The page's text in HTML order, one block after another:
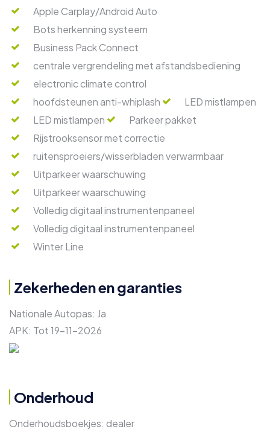
Apple Carplay/Android Auto
Bots herkenning systeem
Business Pack Connect
centrale vergrendeling met afstandsbediening
electronic climate control
hoofdsteunen anti-whiplash
LED mistlampen
LED mistlampen
Parkeer pakket
Rijstrooksensor met correctie
ruitensproeiers/wisserbladen verwarmbaar
Uitparkeer waarschuwing
Uitparkeer waarschuwing
Volledig digitaal instrumentenpaneel
Volledig digitaal instrumentenpaneel
Winter Line
Zekerheden en garanties
Nationale Autopas: Ja
APK: Tot 19-11-2026
Onderhoud
Onderhoudsboekjes: dealer